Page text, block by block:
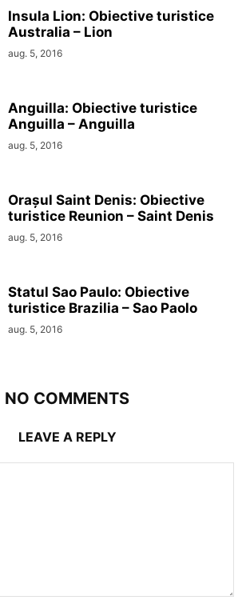
Insula Lion: Obiective turistice
Australia – Lion
aug. 5, 2016
Anguilla: Obiective turistice
Anguilla – Anguilla
aug. 5, 2016
Orașul Saint Denis: Obiective
turistice Reunion – Saint Denis
aug. 5, 2016
Statul Sao Paulo: Obiective
turistice Brazilia – Sao Paolo
aug. 5, 2016
NO COMMENTS
LEAVE A REPLY